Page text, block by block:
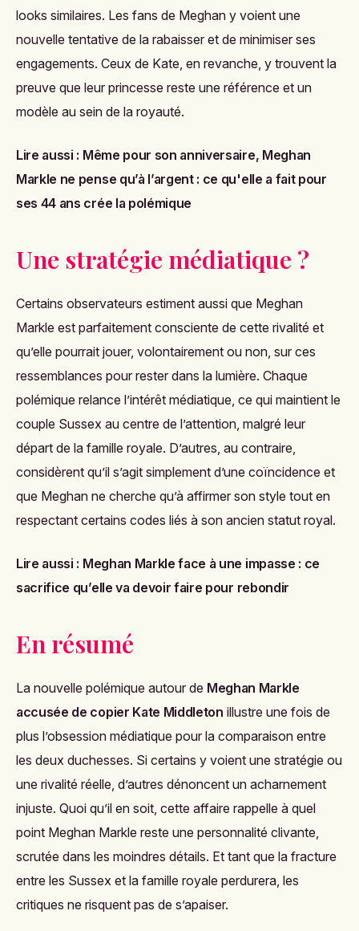
looks similaires. Les fans de Meghan y voient une
nouvelle tentative de la rabaisser et de minimiser ses
engagements. Ceux de Kate, en revanche, y trouvent la
preuve que leur princesse reste une référence et un
modèle au sein de la royauté.
Lire aussi : Même pour son anniversaire, Meghan
Markle ne pense qu’à l’argent : ce qu'elle a fait pour
ses 44 ans crée la polémique
Une stratégie médiatique ?
Certains observateurs estiment aussi que Meghan
Markle est parfaitement consciente de cette rivalité et
qu’elle pourrait jouer, volontairement ou non, sur ces
ressemblances pour rester dans la lumière. Chaque
polémique relance l’intérêt médiatique, ce qui maintient le
couple Sussex au centre de l’attention, malgré leur
départ de la famille royale. D’autres, au contraire,
considèrent qu’il s’agit simplement d’une coïncidence et
que Meghan ne cherche qu’à affirmer son style tout en
respectant certains codes liés à son ancien statut royal.
Lire aussi : Meghan Markle face à une impasse : ce
sacrifice qu’elle va devoir faire pour rebondir
En résumé
La nouvelle polémique autour de Meghan Markle
accusée de copier Kate Middleton illustre une fois de
plus l’obsession médiatique pour la comparaison entre
les deux duchesses. Si certains y voient une stratégie ou
une rivalité réelle, d’autres dénoncent un acharnement
injuste. Quoi qu’il en soit, cette affaire rappelle à quel
point Meghan Markle reste une personnalité clivante,
scrutée dans les moindres détails. Et tant que la fracture
entre les Sussex et la famille royale perdurera, les
critiques ne risquent pas de s’apaiser.